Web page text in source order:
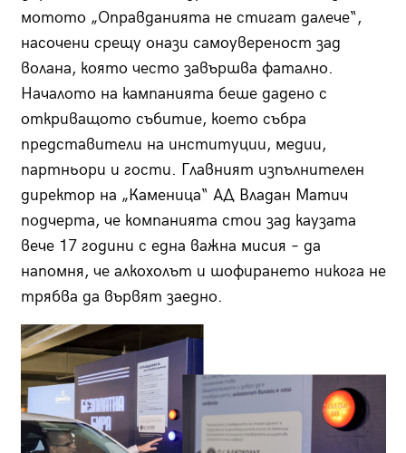
мотото „Оправданията не стигат далече“,
насочени срещу онази самоувереност зад
волана, която често завършва фатално.
Началото на кампанията беше дадено с
откриващото събитие, което събра
представители на институции, медии,
партньори и гости. Главният изпълнителен
директор на „Каменица“ АД Владан Матич
подчерта, че компанията стои зад каузата
вече 17 години с една важна мисия – да
напомня, че алкохолът и шофирането никога не
трябва да вървят заедно.